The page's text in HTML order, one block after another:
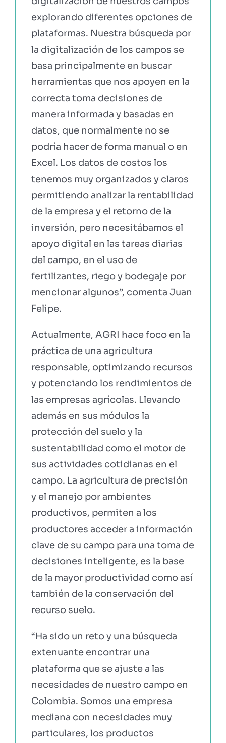
explorando diferentes opciones de
plataformas. Nuestra búsqueda por
la digitalización de los campos se
basa principalmente en buscar
herramientas que nos apoyen en la
correcta toma decisiones de
manera informada y basadas en
datos, que normalmente no se
podría hacer de forma manual o en
Excel. Los datos de costos los
tenemos muy organizados y claros
permitiendo analizar la rentabilidad
de la empresa y el retorno de la
inversión, pero necesitábamos el
apoyo digital en las tareas diarias
del campo, en el uso de
fertilizantes, riego y bodegaje por
mencionar algunos”, comenta Juan
Felipe.
Actualmente, AGRI hace foco en la
práctica de una agricultura
responsable, optimizando recursos
y potenciando los rendimientos de
las empresas agrícolas. Llevando
además en sus módulos la
protección del suelo y la
sustentabilidad como el motor de
sus actividades cotidianas en el
campo. La agricultura de precisión
y el manejo por ambientes
productivos, permiten a los
productores acceder a información
clave de su campo para una toma de
decisiones inteligente, es la base
de la mayor productividad como así
también de la conservación del
recurso suelo.
“Ha sido un reto y una búsqueda
extenuante encontrar una
plataforma que se ajuste a las
necesidades de nuestro campo en
Colombia. Somos una empresa
mediana con necesidades muy
particulares, los productos